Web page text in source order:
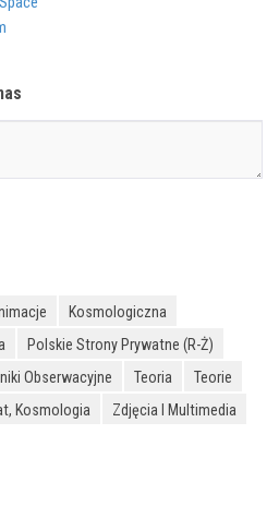
Kosmologiczna
Polskie Strony Prywatne (R-Ż)
Obserwacyjne Teoria
Teorie
Kosmologia
Zdjęcia I Multimedia